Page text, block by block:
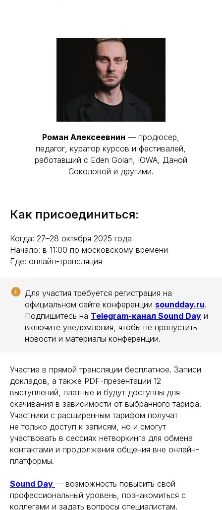
Роман Алексеевнин — продюсер,
педагог, куратор курсов и фестивалей,
работавший с Eden Golan, IOWA, Даной
Соколовой и другими.
Как присоединиться:
Когда: 27–28 октября 2025 года
Начало: в 11:00 по московскому времени
Где: онлайн-трансляция
Для участия требуется регистрация на
официальном сайте конференции soundday.ru.
Подпишитесь на Telegram-канал Sound Day и
включите уведомления, чтобы не пропустить
новости и материалы конференции.
Участие в прямой трансляции бесплатное. Записи
докладов, а также PDF-презентации 12
выступлений, платные и будут доступны для
скачивания в зависимости от выбранного тарифа.
Участники с расширенным тарифом получат
не только доступ к записям, но и смогут
участвовать в сессиях нетворкинга для обмена
контактами и продолжения общения вне онлайн-
платформы.
Sound Day — возможность повысить свой
профессиональный уровень, познакомиться с
коллегами и задать вопросы специалистам.